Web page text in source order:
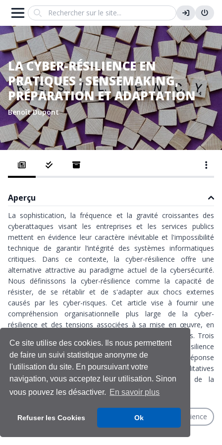
Ce site utilise des cookies. Ils nous permettent
de faire un suivi statistique anonyme de
l'utilisation du site. En poursuivant votre
navigation, vous acceptez leur utilisation. Sinon
vous pouvez les désactiver. En savoir plus
Refuser les Cookies Ok
Search
LA CYBER-RÉSILIENCE EN
PRATIQUES : SENSEMAKING,
PRÉPARATION ET ADAPTATION
Benoît Dupont
Aperçu
La sophistication, la fréquence et la gravité croissantes des
cyberattaques visant les entreprises et les services publics
mettent en évidence leur caractère inévitable et l'impossibilité
technique de garantir l’intégrité des systèmes informatiques
critiques. Dans ce contexte, la cyber-résilience offre une
alternative attractive au paradigme actuel de la cybersécurité.
Nous définissons la cyber-résilience comme la capacité de
résister, de se rétablir et de s'adapter aux chocs externes
causés par les cyber-risques. Cet article vise à fournir une
compréhension organisationnelle plus large de la cyber-
résilience et des tensions associées à sa mise en œuvre, en
utilisant les institutions financières comme étude de cas. Trois
grandes catégories de pratiques associées à la cyber-résilience
sont examinées : le sensemaking, la préparation à la réponse
aux incidents et l'adaptation. Les données qualitatives
proviennent d'un échantillon de 58 professionnels de la
cybersécurité dans le secteur financier.
Cyber-resilience Cybersécurité Finance Résilience